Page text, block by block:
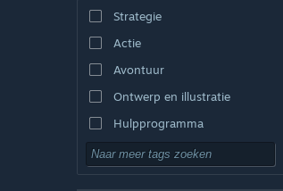
Strategie
Actie
Avontuur
Ontwerp en illustratie
Hulpprogramma
Gratis te spelen